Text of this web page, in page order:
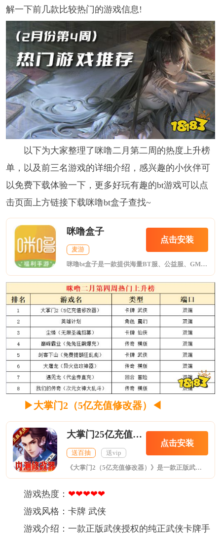
解一下前几款比较热门的游戏信息!
以下为大家整理了咪噜二月第二周的热度上升榜
单，以及前三名游戏的详细介绍，感兴趣的小伙伴可
以免费下载体验一下，更多好玩有趣的bt游戏可以点
击页面上方链接下载咪噜bt盒子查找~
咪噜盒子
麦游
点击安装
咪噜bt盒子是一款提供海量BT服、公益服、GM版手游折扣、礼包等福利的手游盒子!折扣手游，任意金额3折起!24小时即充即返，自动打折，终生折扣!
▶大掌门2（5亿充值修改器） ◀
大掌门25亿充值修改器
送百抽 送vip
点击安装
《大掌门2（5亿充值修改器）》是一款正版武侠授权的纯正武侠卡牌手游，游戏中玩家将化身一代掌门，开山立派，招募知名侠客，仗义行侠，铲除魔教，匡扶武林。游戏画风秉承中国传统武侠风格，清新唯美，精致细腻。将丰富的动作特效和华丽的武功招式融入战斗之中，给您带来极致的战斗体验。游戏内容上注重战斗布阵策略，强化收集和养成，同时引入丰富有趣的组队和社交玩法。
游戏热度： ❤❤❤❤❤
游戏风格：卡牌 武侠
游戏介绍：一款正版武侠授权的纯正武侠卡牌手